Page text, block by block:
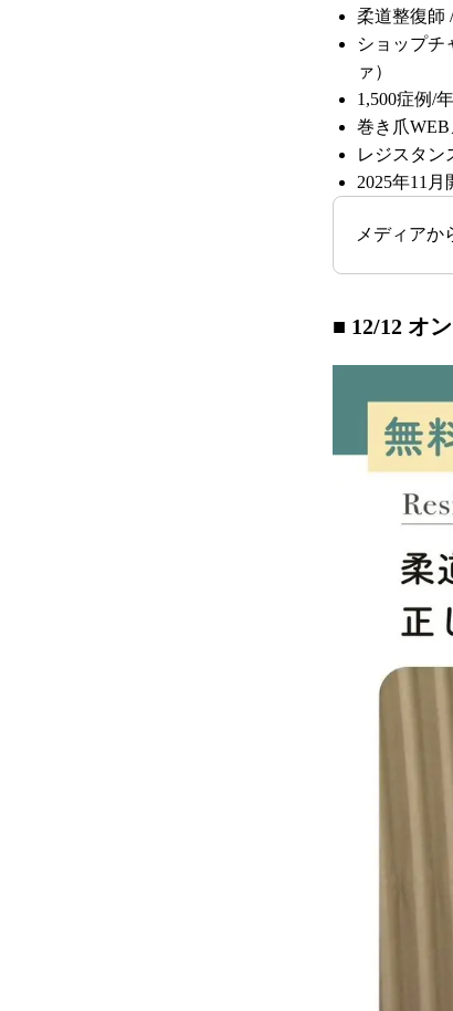
柔道整復師
ショップチ
ァ）
1,500症例/
巻き爪WEB
レジスタン
2025年11
メディアか
■ 12/12 オ